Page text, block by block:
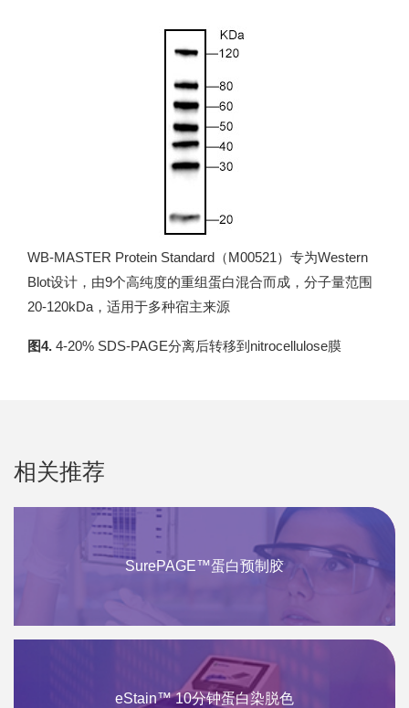
WB-MASTER Protein Standard（M00521）专为Western
Blot设计，由9个高纯度的重组蛋白混合而成，分子量范围
20-120kDa，适用于多种宿主来源
图4. 4-20% SDS-PAGE分离后转移到nitrocellulose膜
相关推荐
SurePAGE™蛋白预制胶
eStain™ 10分钟蛋白染脱色